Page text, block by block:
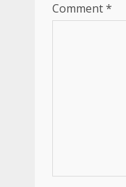
Comment*